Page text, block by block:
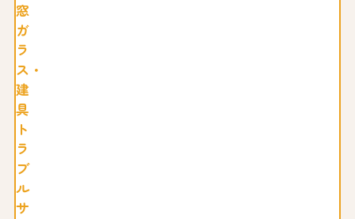
窓
ガ
ラ
ス・
建
具
ト
ラ
ブ
ル
サ